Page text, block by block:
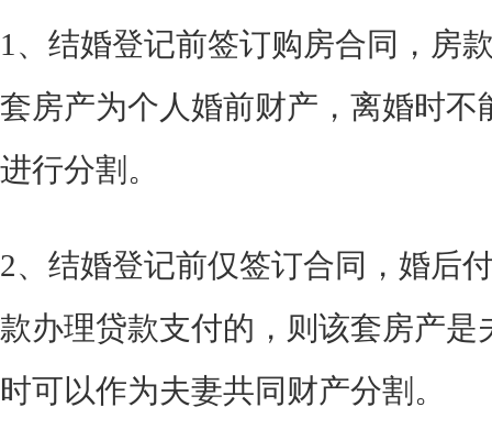
1、结婚登记前签订购房合同，房
套房产为个人婚前财产，离婚时不
进行分割。
2、结婚登记前仅签订合同，婚后
款办理贷款支付的，则该套房产是
时可以作为夫妻共同财产分割。